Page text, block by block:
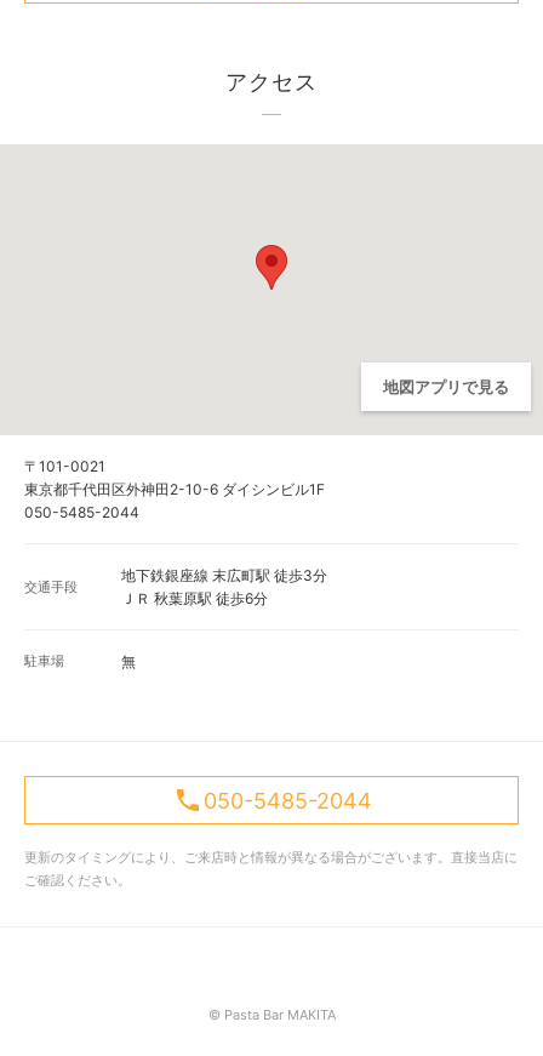
アクセス
地図アプリで見る
〒101-0021
東京都千代田区外神田2-10-6 ダイシンビル1F
050-5485-2044
交通手段
地下鉄銀座線 末広町駅 徒歩3分
ＪＲ 秋葉原駅 徒歩6分
駐車場 無
050-5485-2044
更新のタイミングにより、ご来店時と情報が異なる場合がございます。直接当店に
ご確認ください。
© Pasta Bar MAKITA